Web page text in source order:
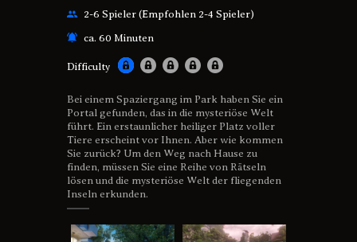
2-6 Spieler (Empfohlen 2-4 Spieler)
ca. 60 Minuten
Difficulty
Bei einem Spaziergang im Park haben Sie ein
Portal gefunden, das in die mysteriöse Welt
führt. Ein erstaunlicher heiliger Platz voller
Tiere erscheint vor Ihnen. Aber wie kommen
Sie zurück? Um den Weg nach Hause zu
finden, müssen Sie eine Reihe von Rätseln
lösen und die mysteriöse Welt der fliegenden
Inseln erkunden.